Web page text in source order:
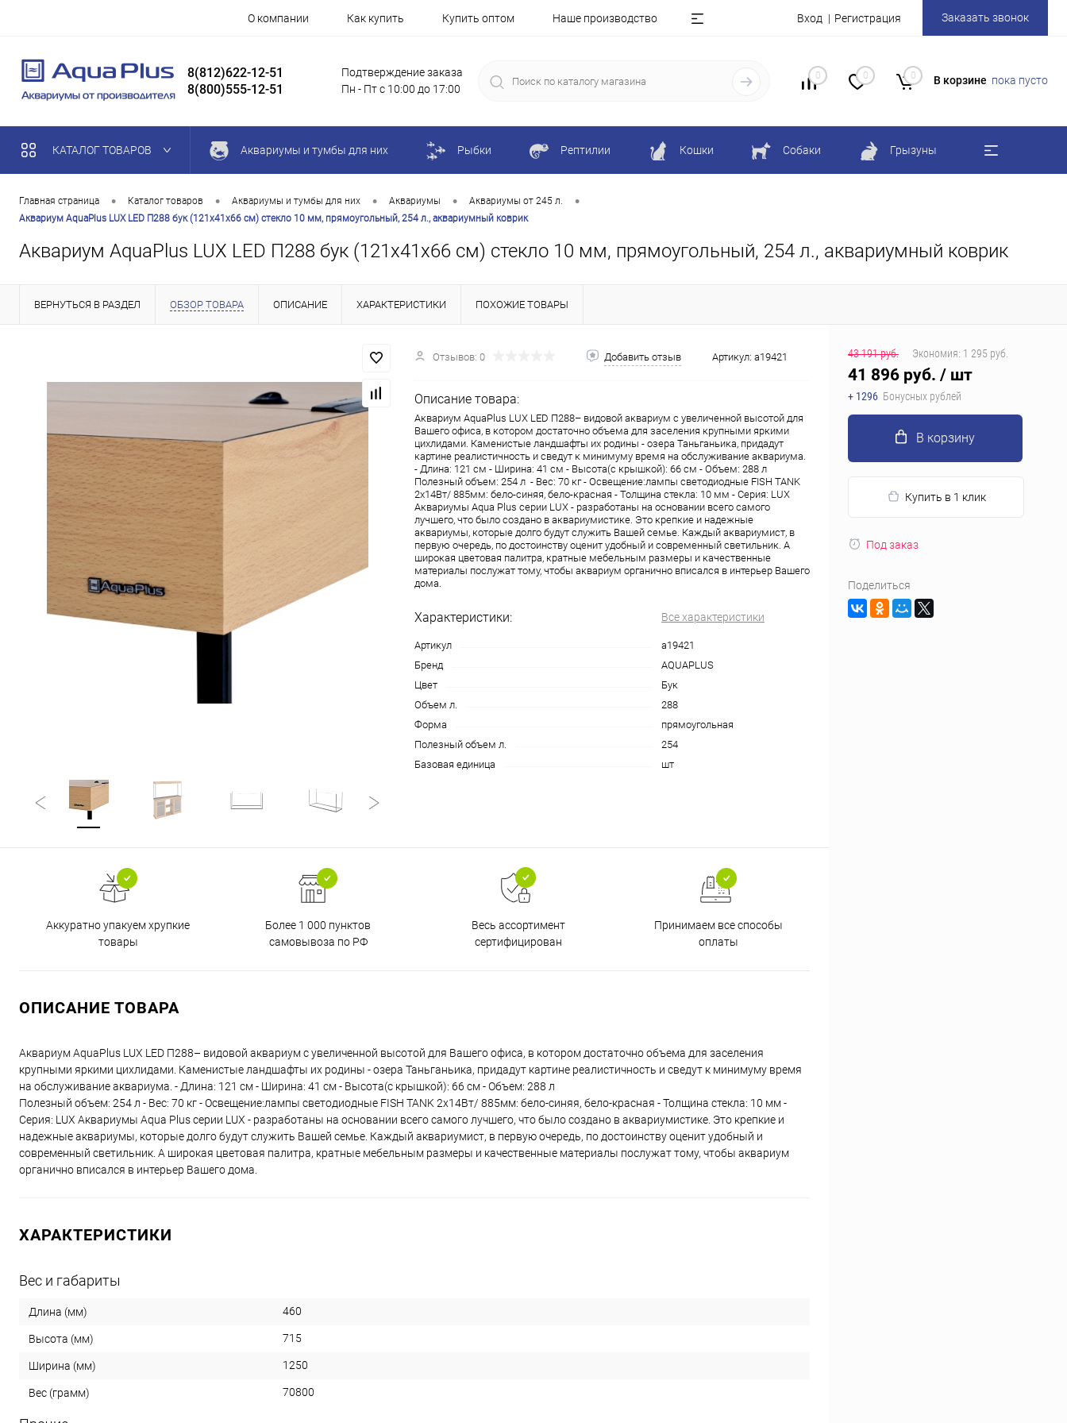
О компании Как купить Купить оптом Наше производство Вход Регистрация Заказать звонок
8(812)622-12-51
8(800)555-12-51
Подтверждение заказа
Пн - Пт с 10:00 до 17:00
0 0 0 В корзине пока пусто
КАТАЛОГ ТОВАРОВ Аквариумы и тумбы для них Рыбки Рептилии Кошки Собаки Грызуны
Главная страница • Каталог товаров • Аквариумы и тумбы для них • Аквариумы • Аквариумы от 245 л. •
Аквариум AquaPlus LUX LED П288 бук (121х41х66 см) стекло 10 мм, прямоугольный, 254 л., аквариумный коврик
Аквариум AquaPlus LUX LED П288 бук (121х41х66 см) стекло 10 мм, прямоугольный, 254 л., аквариумный коврик
ВЕРНУТЬСЯ В РАЗДЕЛ ОБЗОР ТОВАРА ОПИСАНИЕ ХАРАКТЕРИСТИКИ ПОХОЖИЕ ТОВАРЫ
Отзывов: 0 Добавить отзыв Артикул: a19421
Описание товара:
Аквариум AquaPlus LUX LED П288– видовой аквариум с увеличенной высотой для
Вашего офиса, в котором достаточно объема для заселения крупными яркими
цихлидами. Каменистые ландшафты их родины - озера Таньганьика, придадут
картине реалистичность и сведут к минимуму время на обслуживание аквариума.
- Длина: 121 см - Ширина: 41 см - Высота(с крышкой): 66 см - Объем: 288 л
Полезный объем: 254 л - Вес: 70 кг - Освещение:лампы светодиодные FISH TANK
2х14Вт/ 885мм: бело-синяя, бело-красная - Толщина стекла: 10 мм - Серия: LUX
Аквариумы Aqua Plus серии LUX - разработаны на основании всего самого
лучшего, что было создано в аквариумистике. Это крепкие и надежные
аквариумы, которые долго будут служить Вашей семье. Каждый аквариумист, в
первую очередь, по достоинству оценит удобный и современный светильник. А
широкая цветовая палитра, кратные мебельным размеры и качественные
материалы послужат тому, чтобы аквариум органично вписался в интерьер Вашего
дома.
Характеристики: Все характеристики
Артикул
a19421
Бренд
AQUAPLUS
Цвет
Бук
Объем л.
288
Форма
прямоугольная
Полезный объем л.
254
Базовая единица
шт
Аккуратно упакуем хрупкие
товары
Более 1 000 пунктов
самовывоза по РФ
Весь ассортимент
сертифицирован
Принимаем все способы
оплаты
ОПИСАНИЕ ТОВАРА
Аквариум AquaPlus LUX LED П288– видовой аквариум с увеличенной высотой для Вашего офиса, в котором достаточно объема для заселения
крупными яркими цихлидами. Каменистые ландшафты их родины - озера Таньганьика, придадут картине реалистичность и сведут к минимуму время
на обслуживание аквариума. - Длина: 121 см - Ширина: 41 см - Высота(с крышкой): 66 см - Объем: 288 л
Полезный объем: 254 л - Вес: 70 кг - Освещение:лампы светодиодные FISH TANK 2х14Вт/ 885мм: бело-синяя, бело-красная - Толщина стекла: 10 мм -
Серия: LUX Аквариумы Aqua Plus серии LUX - разработаны на основании всего самого лучшего, что было создано в аквариумистике. Это крепкие и
надежные аквариумы, которые долго будут служить Вашей семье. Каждый аквариумист, в первую очередь, по достоинству оценит удобный и
современный светильник. А широкая цветовая палитра, кратные мебельным размеры и качественные материалы послужат тому, чтобы аквариум
органично вписался в интерьер Вашего дома.
ХАРАКТЕРИСТИКИ
Вес и габариты
Длина (мм) 460
Высота (мм) 715
Ширина (мм) 1250
Вес (грамм) 70800
43 191 руб. Экономия: 1 295 руб.
41 896 руб. / шт
+ 1296 Бонусных рублей
В корзину
Купить в 1 клик
Под заказ
Поделиться